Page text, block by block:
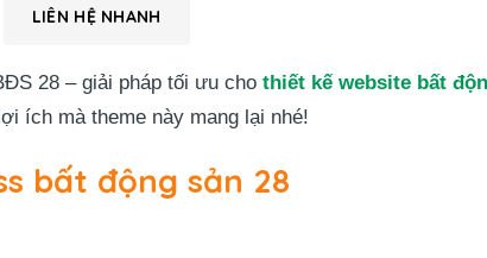
LIÊN HỆ NHANH
28 – giải pháp tối ưu cho thiết kế website bất
ích mà theme này mang lại nhé!
bất động sản 28